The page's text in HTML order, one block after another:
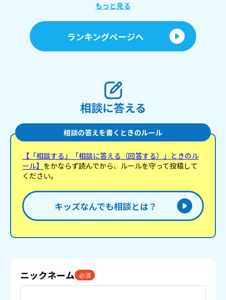
もっと見る
ランキングページへ
相談に答える
相談の答えを書くときのルール
【「相談する」「相談に答える（回答する）」ときのル
ール】 をかならず読んでから、ルールを守って投稿して
ください。
キッズなんでも相談とは？
ニックネーム 必須